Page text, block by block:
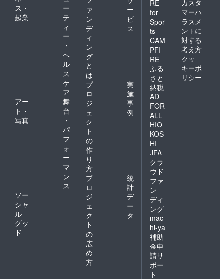
ス・
起業
ー
テ
ィ
ー
・
ヘ
ル
ス
ケ
ア
アー
ト・
写真
舞
台
・
パ
フ
ォ
ー
マ
ン
ス
ソー
シャ
ル
グッ
ド
ァ
ン
デ
ィ
ン
グ
と
は
ー
ビ
ス
プ
ロ
ジ
ェ
ク
ト
の
作
り
方
実
施
事
例
プ
ロ
ジ
ェ
ク
ト
の
広
め
方
統
計
デ
ー
タ
RE
for
Spor
ts
CAM
PFI
RE
ふる
さと
納税
AD
FOR
ALL
HIO
KOS
HI
JFA
クラ
ウド
ファ
ン
ディ
ング
mac
hi-ya
補助
金申
請サ
ポー
ト
カスタ
マーハ
ラスメ
ントに
対する
考え方
クッ
キーポ
リシー